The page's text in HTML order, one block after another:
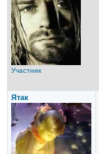
Участник
Ятак